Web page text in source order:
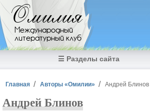
Перейти к основному содержанию
Омилия
Международный
литературный клуб
☰ Разделы сайта
Вы здесь
Главная Авторы «Омилии» Андрей Блинов
Андрей Блинов